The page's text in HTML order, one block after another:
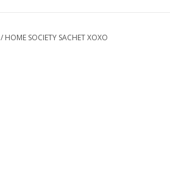
/ HOME SOCIETY SACHET XOXO